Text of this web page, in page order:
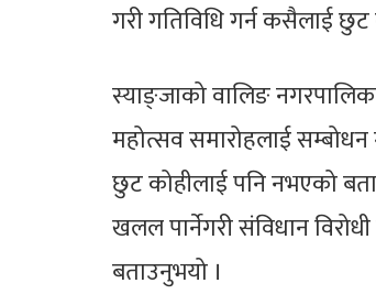
गरी गतिविधि गर्न कसैलाई
स्याङ्जाको वालिङ
महोत्सव समारोहलाई सम्बोधन
छुट कोहीलाई पनि नभएको
खलल पार्नेगरी संविधान
बताउनुभयो ।